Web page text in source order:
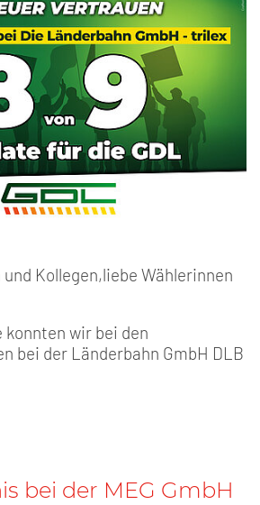
Kollegen,liebe Wählerinnen
wir bei den
bei der Länderbahn GmbH DLB
bei der MEG GmbH